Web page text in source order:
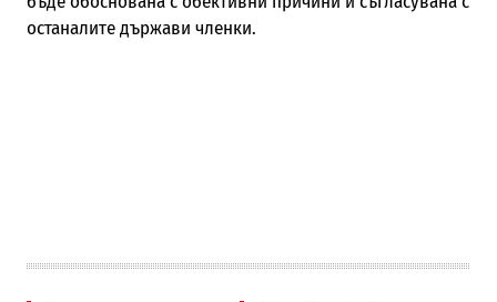
останалите държави членки.